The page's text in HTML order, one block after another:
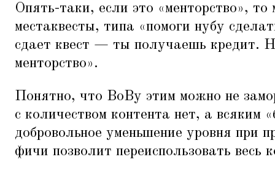
Опять-таки, если это «менторство»,
местаквесты, типа «помоги нубу
сдает квест — ты получаешь кредит.
менторство».
Понятно, что ВоВу этим можно не
с количеством контента нет, а всяким «
добровольное уменьшение уровня при
фичи позволит переиспользовать весь